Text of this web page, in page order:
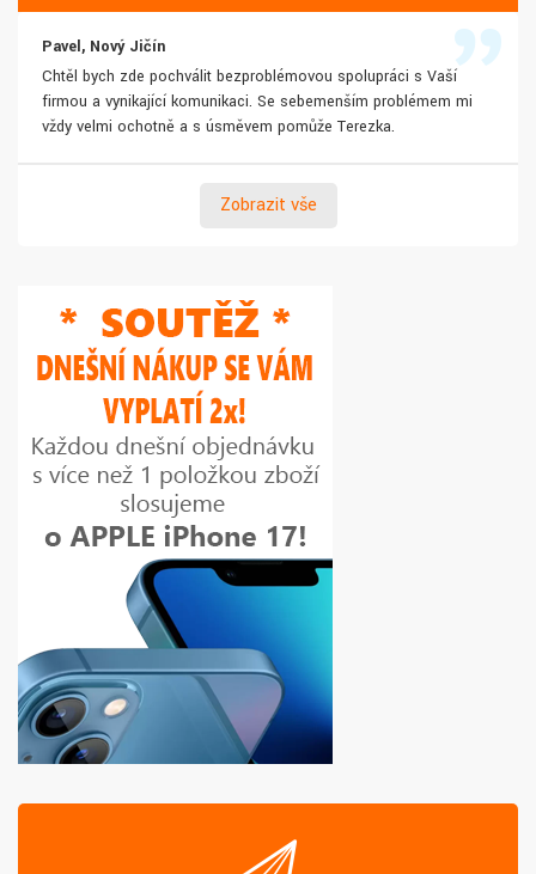
Pavel, Nový Jičín
Chtěl bych zde pochválit bezproblémovou spolupráci s Vaší
firmou a vynikající komunikaci. Se sebemenším problémem mi
vždy velmi ochotně a s úsměvem pomůže Terezka.
Zobrazit vše